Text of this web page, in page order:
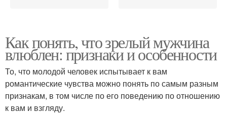
Как понять, что зрелый мужчина
влюблен: признаки и особенности
То, что молодой человек испытывает к вам
романтические чувства можно понять по самым разным
признакам, в том числе по его поведению по отношению
к вам и взгляду.